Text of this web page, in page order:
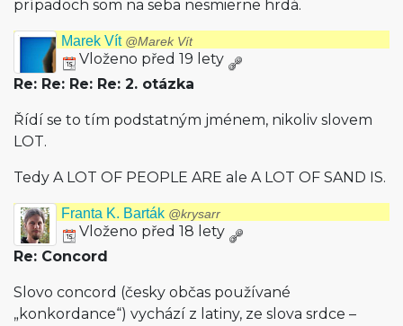
prípadoch som na seba nesmierne hrdá.
Marek Vít @Marek Vít
Vloženo před 19 lety
Re: Re: Re: Re: 2. otázka
Řídí se to tím podstatným jménem, nikoliv slovem
LOT.
Tedy A LOT OF PEOPLE ARE ale A LOT OF SAND IS.
Franta K. Barták @krysarr
Vloženo před 18 lety
Re: Concord
Slovo concord (česky občas používané
„konkordance“) vychází z latiny, ze slova srdce –